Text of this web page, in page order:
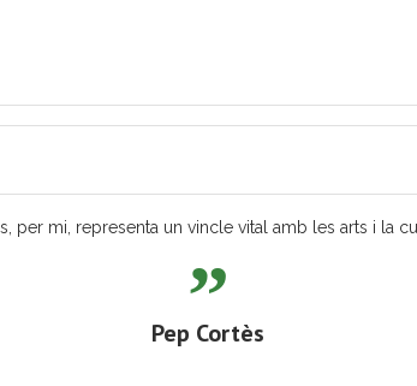
per mi, representa un vincle vital amb les arts i la
Pep Cortès